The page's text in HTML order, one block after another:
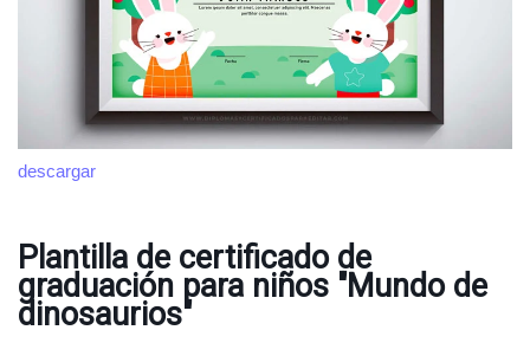
descargar
Plantilla de certificado de
graduación para niños "Mundo de
dinosaurios"